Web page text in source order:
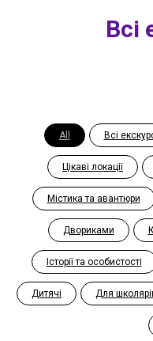
Всі
All Всі
Цікаві локації
Містика та авантюри
Двориками
Історії та особистості
Дитячі Для